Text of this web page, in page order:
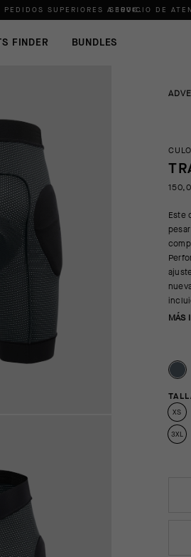
PEDIDOS SUPERIORES A 100€.
SERVICIO DE
FINDER BUNDLES
Este
MÁS
XS
3XL